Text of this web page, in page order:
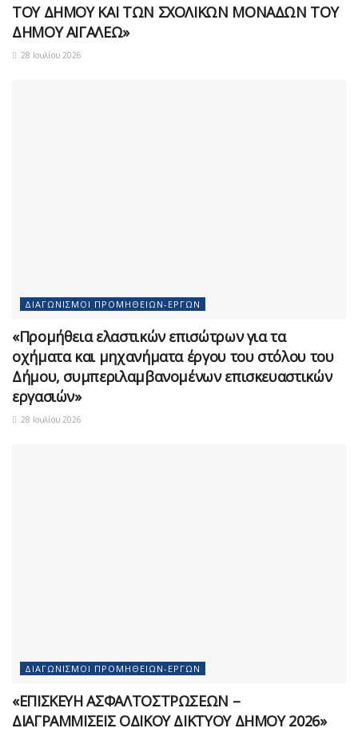
ΤΟΥ ΔΗΜΟΥ ΚΑΙ ΤΩΝ ΣΧΟΛΙΚΩΝ ΜΟΝΑΔΩΝ ΤΟΥ
ΔΗΜΟΥ ΑΙΓΑΛΕΩ»
28 Ιουλίου 2026
ΔΙΑΓΩΝΙΣΜΟΊ ΠΡΟΜΗΘΕΙΏΝ-ΈΡΓΩΝ
«Προμήθεια ελαστικών επισώτρων για τα
οχήματα και μηχανήματα έργου του στόλου του
Δήμου, συμπεριλαμβανομένων επισκευαστικών
εργασιών»
28 Ιουλίου 2026
ΔΙΑΓΩΝΙΣΜΟΊ ΠΡΟΜΗΘΕΙΏΝ-ΈΡΓΩΝ
«ΕΠΙΣΚΕΥΗ ΑΣΦΑΛΤΟΣΤΡΩΣΕΩΝ –
ΔΙΑΓΡΑΜΜΙΣΕΙΣ ΟΔΙΚΟΥ ΔΙΚΤΥΟΥ ΔΗΜΟΥ 2026»